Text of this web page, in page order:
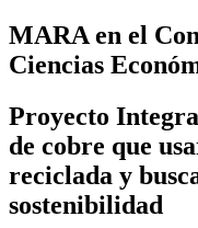
MARA en el
Ciencias
Proyecto
de cobre que
reciclada y
sostenibilidad